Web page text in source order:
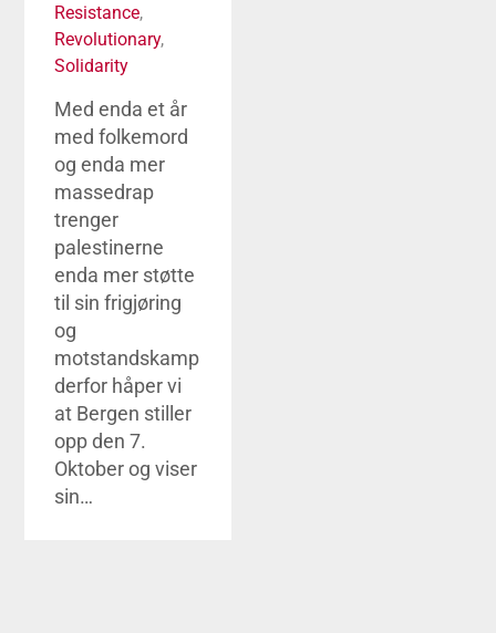
Resistance,
Revolutionary,
Solidarity
Med enda et år
med folkemord
og enda mer
massedrap
trenger
palestinerne
enda mer støtte
til sin frigjøring
og
motstandskamp
derfor håper vi
at Bergen stiller
opp den 7.
Oktober og viser
sin…